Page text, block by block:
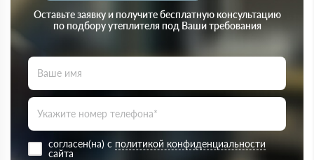
Оставьте заявку и получите бесплатную консультацию
по подбору утеплителя под Ваши требования
согласен(на) с политикой конфиденциальности
сайта